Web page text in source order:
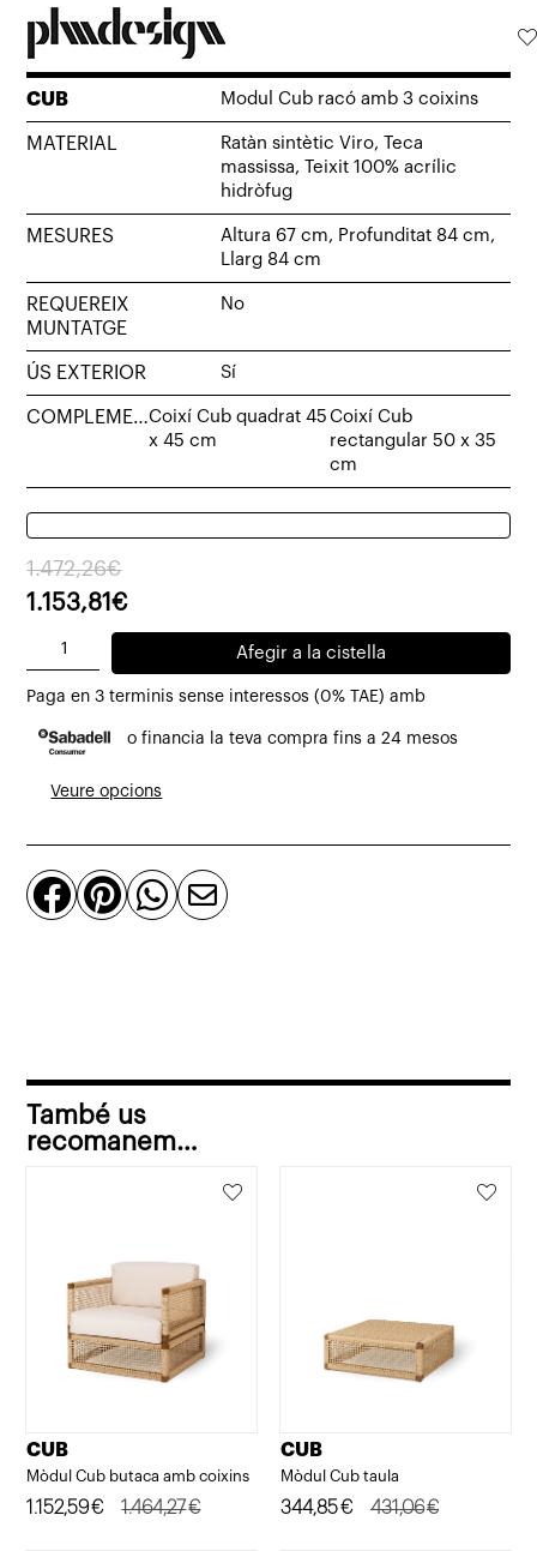
CUB Modul Cub racó amb 3 coixins
MATERIAL
Ratàn sintètic Viro, Teca
massissa, Teixit 100% acrílic
hidròfug
MESURES
Altura 67 cm, Profunditat 84 cm,
Llarg 84 cm
REQUEREIX
MUNTATGE
No
ÚS EXTERIOR Sí
COMPLEMENTSCoixí Cub quadrat 45
x 45 cm
Coixí Cub
rectangular 50 x 35
cm
1.472,26€
El
preu
original
era:
1.472,26€.
1.153,81€
El
preu
és:
1.153,81€.
quantitat
Modul
Cub
3
coixins
Afegir a la cistella
Paga en 3 terminis sense interessos (0% TAE) amb
o financia la teva compra fins a 24 mesos
Veure opcions
   
També us
recomanem…
CUB
Mòdul Cub butaca amb coixins
1.464,27€
El
1.152,59€
El
CUB
Mòdul Cub taula
431,06€
El
344,85€
El